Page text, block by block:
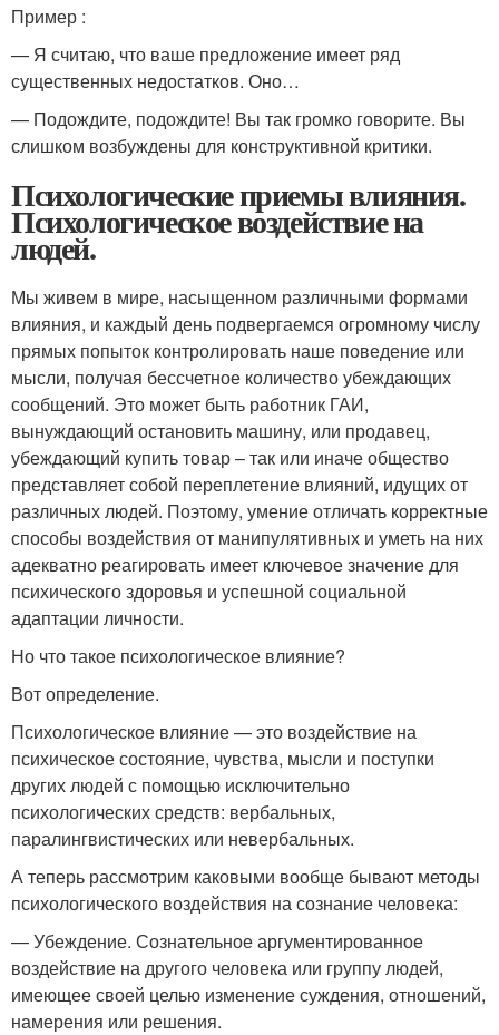
Пример :
— Я считаю, что ваше предложение имеет ряд
существенных недостатков. Оно…
— Подождите, подождите! Вы так громко говорите. Вы
слишком возбуждены для конструктивной критики.
Психологические приемы влияния.
Психологическое воздействие на
людей.
Мы живем в мире, насыщенном различными формами
влияния, и каждый день подвергаемся огромному числу
прямых попыток контролировать наше поведение или
мысли, получая бессчетное количество убеждающих
сообщений. Это может быть работник ГАИ,
вынуждающий остановить машину, или продавец,
убеждающий купить товар – так или иначе общество
представляет собой переплетение влияний, идущих от
различных людей. Поэтому, умение отличать корректные
способы воздействия от манипулятивных и уметь на них
адекватно реагировать имеет ключевое значение для
психического здоровья и успешной социальной
адаптации личности.
Но что такое психологическое влияние?
Вот определение.
Психологическое влияние — это воздействие на
психическое состояние, чувства, мысли и поступки
других людей с помощью исключительно
психологических средств: вербальных,
паралингвистических или невербальных.
А теперь рассмотрим каковыми вообще бывают методы
психологического воздействия на сознание человека:
— Убеждение. Сознательное аргументированное
воздействие на другого человека или группу людей,
имеющее своей целью изменение суждения, отношений,
намерения или решения.